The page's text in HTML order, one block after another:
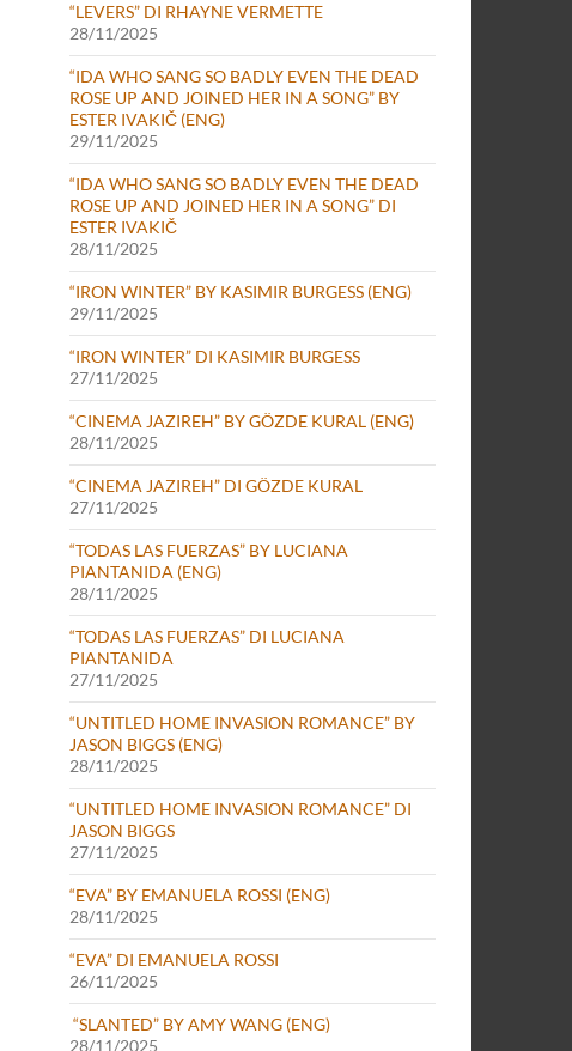
“LEVERS” DI RHAYNE VERMETTE
28/11/2025
“IDA WHO SANG SO BADLY EVEN THE DEAD
ROSE UP AND JOINED HER IN A SONG” BY
ESTER IVAKIČ (ENG)
29/11/2025
“IDA WHO SANG SO BADLY EVEN THE DEAD
ROSE UP AND JOINED HER IN A SONG” DI
ESTER IVAKIČ
28/11/2025
“IRON WINTER” BY KASIMIR BURGESS (ENG)
29/11/2025
“IRON WINTER” DI KASIMIR BURGESS
27/11/2025
“CINEMA JAZIREH” BY GÖZDE KURAL (ENG)
28/11/2025
“CINEMA JAZIREH” DI GÖZDE KURAL
27/11/2025
“TODAS LAS FUERZAS” BY LUCIANA
PIANTANIDA (ENG)
28/11/2025
“TODAS LAS FUERZAS” DI LUCIANA
PIANTANIDA
27/11/2025
“UNTITLED HOME INVASION ROMANCE” BY
JASON BIGGS (ENG)
28/11/2025
“UNTITLED HOME INVASION ROMANCE” DI
JASON BIGGS
27/11/2025
“EVA” BY EMANUELA ROSSI (ENG)
28/11/2025
“EVA” DI EMANUELA ROSSI
26/11/2025
“SLANTED” BY AMY WANG (ENG)
28/11/2025